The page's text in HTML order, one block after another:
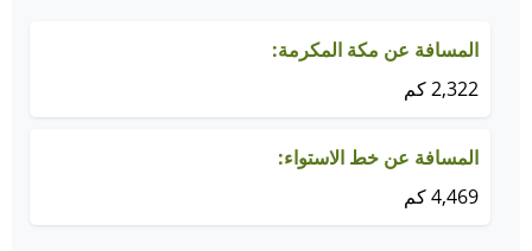
المسافة عن مكة المكرمة:
2,322 كم
المسافة عن خط الاستواء:
4,469 كم